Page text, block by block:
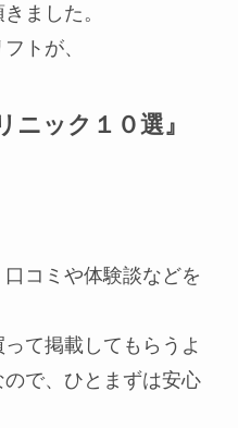
ました。
トが、
ニック１０選』
コミや体験談などを
て掲載してもらうよ
で、ひとまずは安心